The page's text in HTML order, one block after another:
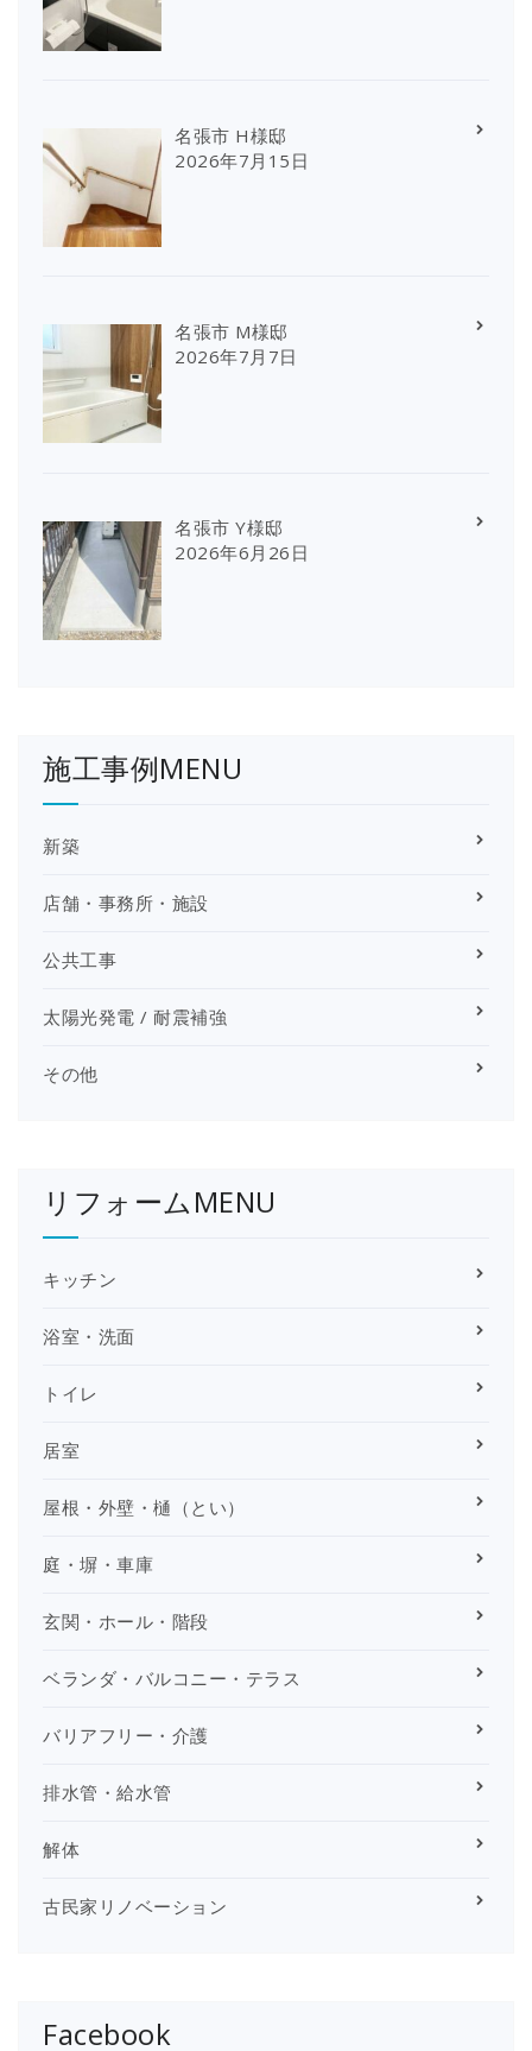
名張市 H様邸
2026年7月15日
名張市 M様邸
2026年7月7日
名張市 Y様邸
2026年6月26日
施工事例MENU
新築
店舗・事務所・施設
公共工事
太陽光発電 / 耐震補強
その他
リフォームMENU
キッチン
浴室・洗面
トイレ
居室
屋根・外壁・樋（とい）
庭・塀・車庫
玄関・ホール・階段
ベランダ・バルコニー・テラス
バリアフリー・介護
排水管・給水管
解体
古民家リノベーション
Facebook